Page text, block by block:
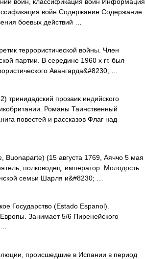
войн Содержание Содержание
боевых действий …
террористической войны. Член
партии. В середине 1960 х гг. был
Авангарда&#8230; …
тринидадский прозаик индийского
Романы Таинственный
повестей и рассказов Флаг над
(15 августа 1769, Аяччо 5 мая
полководец, император. Молодость
семьи Шарля и&#8230; …
Государство (Estado Espanol).
Занимает 5/6 Пиренейского
происшедшие в Испании в период